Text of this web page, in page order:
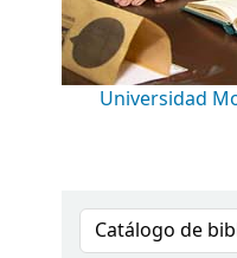
Universidad
Buscar en el